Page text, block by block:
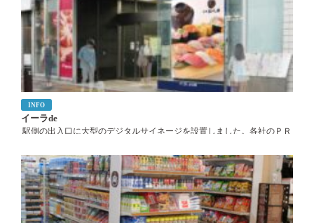
INFO
イーラde
駅側の出入口に大型のデジタルサイネージを設置しました。各社のＰＲ
細はこちら